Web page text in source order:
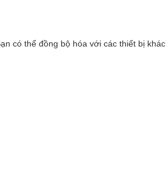
có thể đồng bộ hóa với các thiết bị